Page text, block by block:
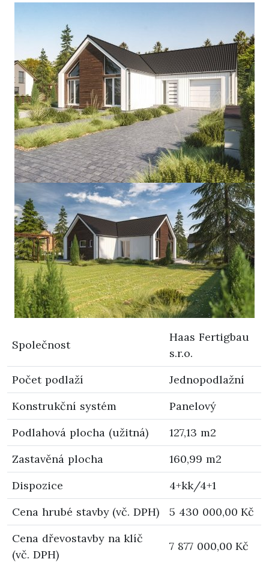
Společnost
Haas Fertigbau
s.r.o.
Počet podlaží
Jednopodlažní
Konstrukční systém
Panelový
Podlahová plocha (užitná)
127,13 m2
Zastavěná plocha
160,99 m2
Dispozice
4+kk/4+1
Cena hrubé stavby (vč. DPH)
5 430 000,00 Kč
Cena dřevostavby na klíč
(vč. DPH)
7 877 000,00 Kč